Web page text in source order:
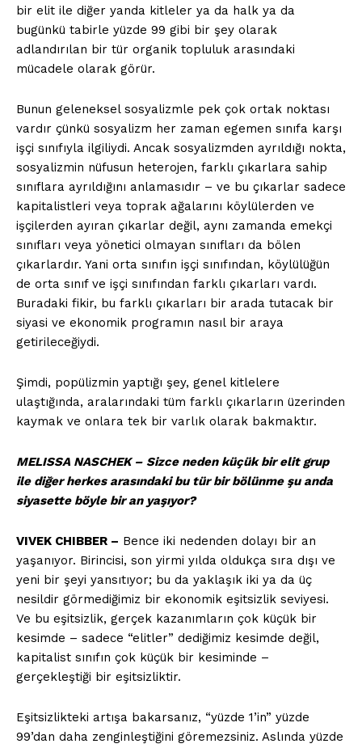
bir elit ile diğer yanda kitleler ya da halk ya da
bugünkü tabirle yüzde 99 gibi bir şey olarak
adlandırılan bir tür organik topluluk arasındaki
mücadele olarak görür.
Bunun geleneksel sosyalizmle pek çok ortak noktası
vardır çünkü sosyalizm her zaman egemen sınıfa karşı
işçi sınıfıyla ilgiliydi. Ancak sosyalizmden ayrıldığı nokta,
sosyalizmin nüfusun heterojen, farklı çıkarlara sahip
sınıflara ayrıldığını anlamasıdır – ve bu çıkarlar sadece
kapitalistleri veya toprak ağalarını köylülerden ve
işçilerden ayıran çıkarlar değil, aynı zamanda emekçi
sınıfları veya yönetici olmayan sınıfları da bölen
çıkarlardır. Yani orta sınıfın işçi sınıfından, köylülüğün
de orta sınıf ve işçi sınıfından farklı çıkarları vardı.
Buradaki fikir, bu farklı çıkarları bir arada tutacak bir
siyasi ve ekonomik programın nasıl bir araya
getirileceğiydi.
Şimdi, popülizmin yaptığı şey, genel kitlelere
ulaştığında, aralarındaki tüm farklı çıkarların üzerinden
kaymak ve onlara tek bir varlık olarak bakmaktır.
MELISSA NASCHEK – Sizce neden küçük bir elit grup
ile diğer herkes arasındaki bu tür bir bölünme şu anda
siyasette böyle bir an yaşıyor?
VIVEK CHIBBER – Bence iki nedenden dolayı bir an
yaşanıyor. Birincisi, son yirmi yılda oldukça sıra dışı ve
yeni bir şeyi yansıtıyor; bu da yaklaşık iki ya da üç
nesildir görmediğimiz bir ekonomik eşitsizlik seviyesi.
Ve bu eşitsizlik, gerçek kazanımların çok küçük bir
kesimde – sadece “elitler” dediğimiz kesimde değil,
kapitalist sınıfın çok küçük bir kesiminde –
gerçekleştiği bir eşitsizliktir.
Eşitsizlikteki artışa bakarsanız, “yüzde 1’in” yüzde
99’dan daha zenginleştiğini göremezsiniz. Aslında yüzde